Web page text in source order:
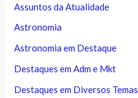
Assuntos da Atualidade
Astronomia
Astronomia em Destaque
Destaques em Adm e Mkt
Destaques em Diversos Temas